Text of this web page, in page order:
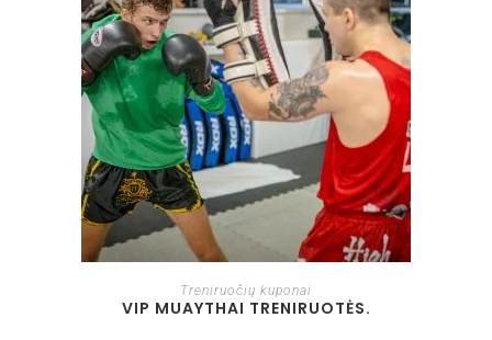
Į KREPŠELĮ
Treniruočių kuponai
VIP MUAYTHAI TRENIRUOTĖS.